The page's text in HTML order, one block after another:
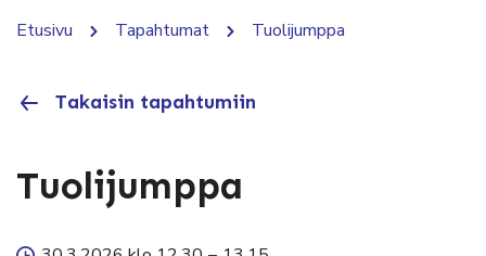
Etusivu Tapahtumat Tuolijumppa
Takaisin tapahtumiin
Tuolijumppa